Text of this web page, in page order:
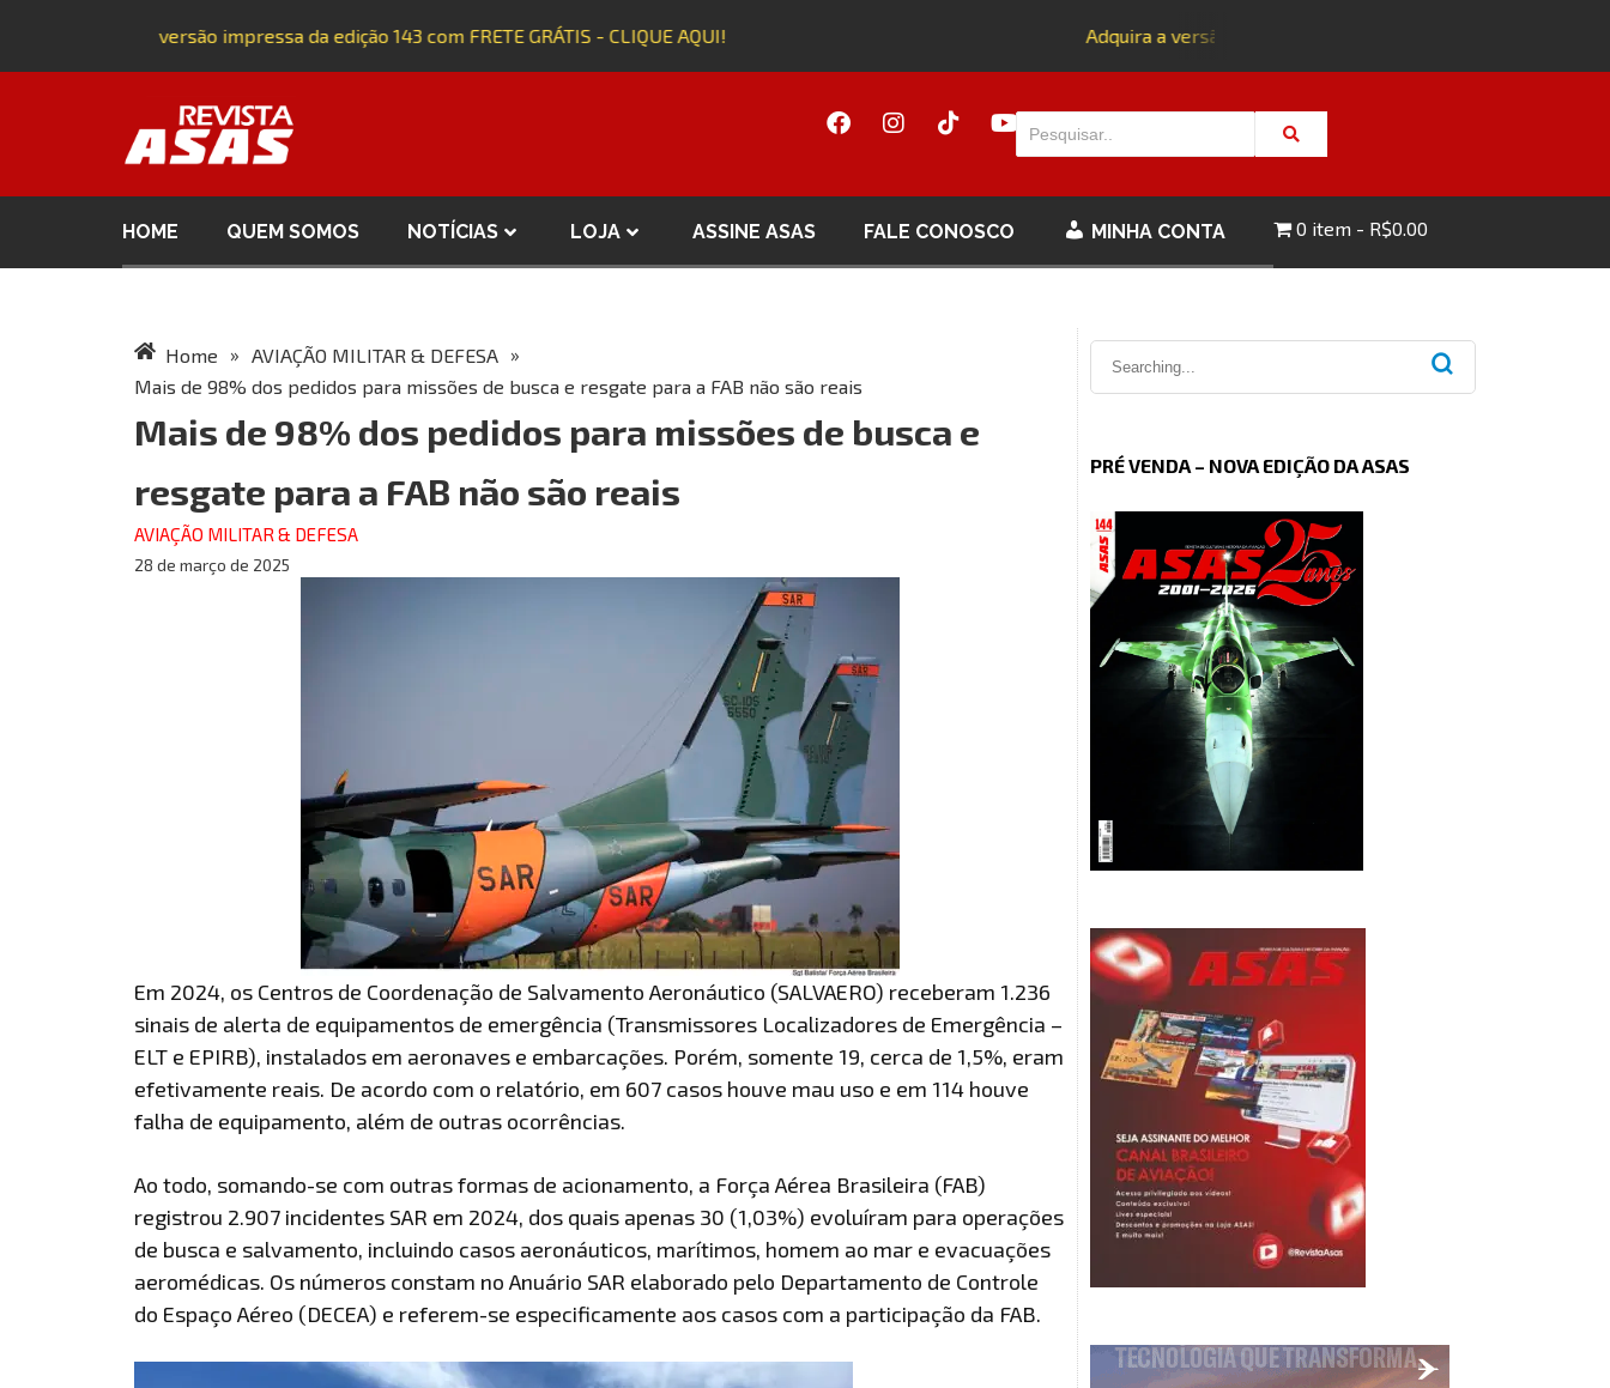
Adquira a versão impressa da edição 143 com FRETE GRÁTIS - CLIQUE AQUI! Adquira a versão impressa da edição 143 com FRETE GRÁTIS -
HOME QUEM SOMOS NOTÍCIAS LOJA ASSINE ASAS FALE CONOSCO MINHA CONTA 0 item R$0.00
Home » AVIAÇÃO MILITAR & DEFESA »
Mais de 98% dos pedidos para missões de busca e resgate para a FAB não são reais
Mais de 98% dos pedidos para missões de busca e
resgate para a FAB não são reais
AVIAÇÃO MILITAR & DEFESA
28 de março de 2025
Em 2024, os Centros de Coordenação de Salvamento Aeronáutico (SALVAERO) receberam 1.236
sinais de alerta de equipamentos de emergência (Transmissores Localizadores de Emergência –
ELT e EPIRB), instalados em aeronaves e embarcações. Porém, somente 19, cerca de 1,5%, eram
efetivamente reais. De acordo com o relatório, em 607 casos houve mau uso e em 114 houve
falha de equipamento, além de outras ocorrências.
Ao todo, somando-se com outras formas de acionamento, a Força Aérea Brasileira (FAB)
registrou 2.907 incidentes SAR em 2024, dos quais apenas 30 (1,03%) evoluíram para operações
de busca e salvamento, incluindo casos aeronáuticos, marítimos, homem ao mar e evacuações
aeromédicas. Os números constam no Anuário SAR elaborado pelo Departamento de Controle
do Espaço Aéreo (DECEA) e referem-se especificamente aos casos com a participação da FAB.
PRÉ VENDA – NOVA EDIÇÃO DA ASAS